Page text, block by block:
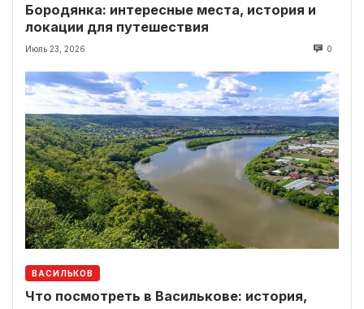
Бородянка: интересные места, история и
локации для путешествия
Июль 23, 2026 0
ВАСИЛЬКОВ
Что посмотреть в Василькове: история,